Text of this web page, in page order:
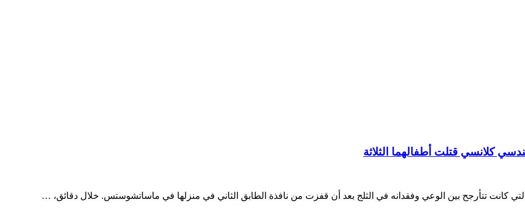
كلانسي قتلت أطفالهما الثلاثة
كانت تتأرجح بين الوعي وفقدانه في الثلج بعد أن قفزت من نافذة الطابق الثاني في منزلها في ماساتشوستس. خلال دقائق، …